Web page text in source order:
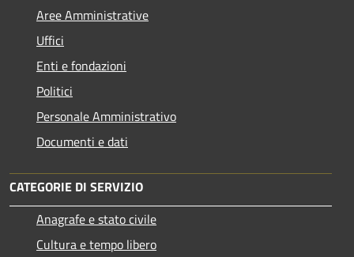
Aree Amministrative
Uffici
Enti e fondazioni
Politici
Personale Amministrativo
Documenti e dati
CATEGORIE DI SERVIZIO
Anagrafe e stato civile
Cultura e tempo libero